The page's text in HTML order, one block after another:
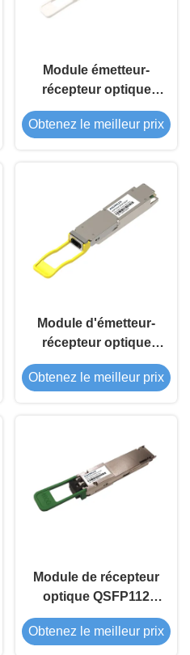
Module émetteur-
récepteur optique
QSFP-DD 400G ZR+
Pro
Obtenez le meilleur prix
Module d'émetteur-
récepteur optique
OSFP 400G 1310nm
DR4 500M
Obtenez le meilleur prix
Module de récepteur
optique QSFP112
400G FR4 2 km
Obtenez le meilleur prix